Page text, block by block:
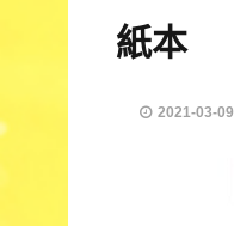
紙本
2021-03-09